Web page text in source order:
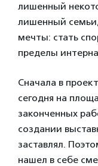
лишенный
лишенный
мечты: стать
пределы
Сначала в
сегодня на
законченных
создании
заставлял.
нашел в себе